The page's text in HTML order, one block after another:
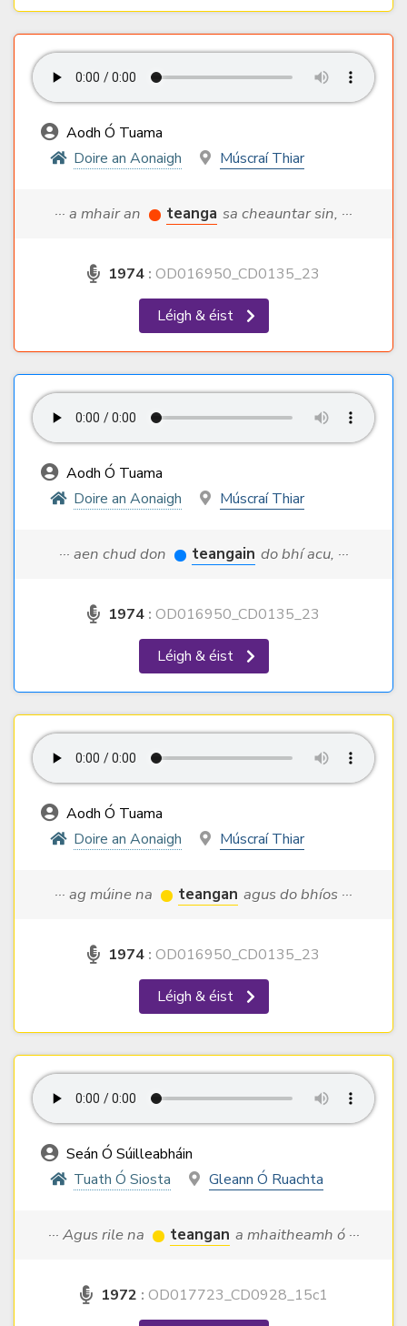
Aodh Ó Tuama
Doire an Aonaigh
Múscraí Thiar
··· a mhair an teanga sa cheauntar sin, ···
1974 : OD016950_CD0135_23
Léigh & éist
Aodh Ó Tuama
Doire an Aonaigh
Múscraí Thiar
··· aen chud don teangain do bhí acu, ···
1974 : OD016950_CD0135_23
Léigh & éist
Aodh Ó Tuama
Doire an Aonaigh
Múscraí Thiar
··· ag múine na teangan agus do bhíos ···
1974 : OD016950_CD0135_23
Léigh & éist
Seán Ó Súilleabháin
Tuath Ó Siosta
Gleann Ó Ruachta
··· Agus rile na teangan a mhaitheamh ó ···
1972 : OD017723_CD0928_15c1